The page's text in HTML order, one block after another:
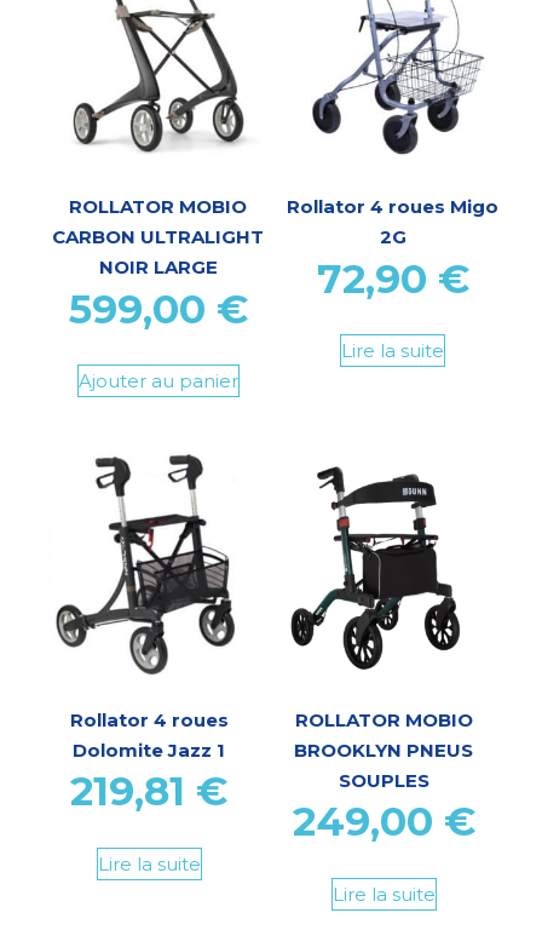
ROLLATOR MOBIO
CARBON ULTRALIGHT
NOIR LARGE
599,00 €
Ajouter au panier
Rollator 4 roues Migo
2G
72,90 €
Lire la suite
Rollator 4 roues
Dolomite Jazz 1
219,81 €
Lire la suite
ROLLATOR MOBIO
BROOKLYN PNEUS
SOUPLES
249,00 €
Lire la suite